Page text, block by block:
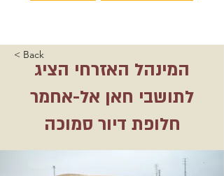
< Back
המינהל האזרחי הציג
לתושבי חאן אל-אחמר
חלופת דיור סמוכה